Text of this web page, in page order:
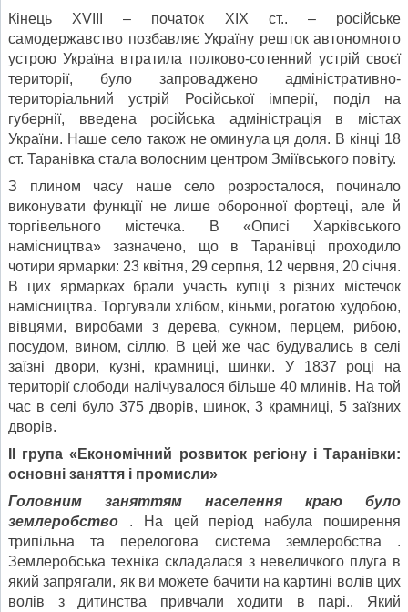
Кінець XVIII – початок ХІХ ст.. – російське
самодержавство позбавляє Україну решток автономного
устрою Україна втратила полково-сотенний устрій своєї
території, було запроваджено адміністративно-
територіальний устрій Російської імперії, поділ на
губернії, введена російська адміністрація в містах
України. Наше село також не оминула ця доля. В кінці 18
ст. Таранівка стала волосним центром Зміївського повіту.
З плином часу наше село розросталося, починало
виконувати функції не лише оборонної фортеці, але й
торгівельного містечка. В «Описі Харківського
намісництва» зазначено, що в Таранівці проходило
чотири ярмарки: 23 квітня, 29 серпня, 12 червня, 20 січня.
В цих ярмарках брали участь купці з різних містечок
намісництва. Торгували хлібом, кіньми, рогатою худобою,
вівцями, виробами з дерева, сукном, перцем, рибою,
посудом, вином, сіллю. В цей же час будувались в селі
заїзні двори, кузні, крамниці, шинки. У 1837 році на
території слободи налічувалося більше 40 млинів. На той
час в селі було 375 дворів, шинок, 3 крамниці, 5 заїзних
дворів.
ІІ група «Економічний розвиток регіону і Таранівки:
основні заняття і промисли»
Головним заняттям населення краю було
землеробство . На цей період набула поширення
трипільна та перелогова система землеробства .
Землеробська техніка складалася з невеличкого плуга в
який запрягали, як ви можете бачити на картині волів цих
волів з дитинства привчали ходити в парі.. Який